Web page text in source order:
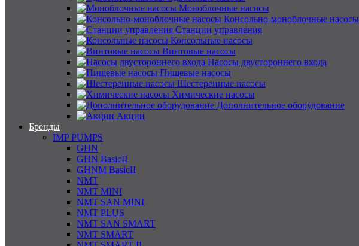
Моноблочные насосы
Консольно-моноблочные насосы
Станции управления
Консольные насосы
Винтовые насосы
Насосы двустороннего входа
Пищевые насосы
Шестеренные насосы
Химические насосы
Дополнительное оборудование
Акции
Бренды
IMP PUMPS
GHN
GHN BasicII
GHNM BasicII
NMT
NMT MINI
NMT SAN MINI
NMT PLUS
NMT SAN SMART
NMT SMART